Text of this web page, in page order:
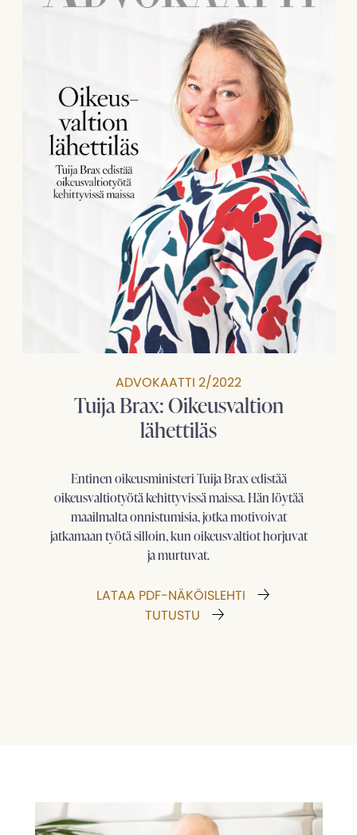
ADVOKAATTI 2/2022
Tuija Brax: Oikeusvaltion
lähettiläs
Entinen oikeusministeri Tuija Brax edistää
oikeusvaltiotyötä kehittyvissä maissa. Hän löytää
maailmalta onnistumisia, jotka motivoivat
jatkamaan työtä silloin, kun oikeusvaltiot horjuvat
ja murtuvat.
LATAA PDF-NÄKÖISLEHTI
TUTUSTU